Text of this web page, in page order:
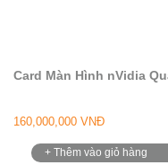
Card Màn Hình nVidia
160,000,000 VNĐ
+ Thêm vào giỏ hàng